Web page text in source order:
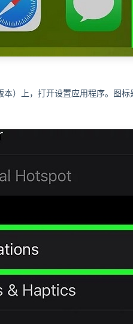
）上，打开设置应用程序。图标